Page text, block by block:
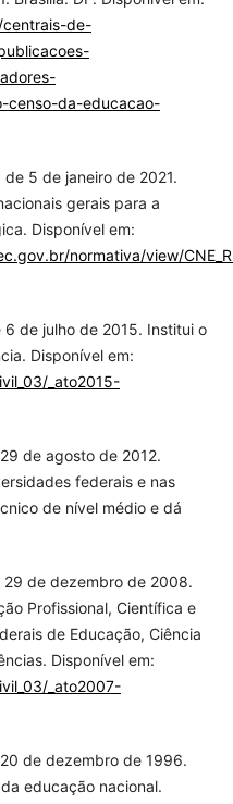
de-
censo-da-educacao-
de 5 de janeiro de 2021.
gerais para a
Disponível em:
normativa/view/
6 de julho de 2015. Institui o
Disponível em:
_ato2015-
29 de agosto de 2012.
federais e nas
de nível médio e dá
29 de dezembro de 2008.
Profissional, Científica e
de Educação, Ciência
Disponível em:
_ato2007-
de dezembro de 1996.
educação nacional.